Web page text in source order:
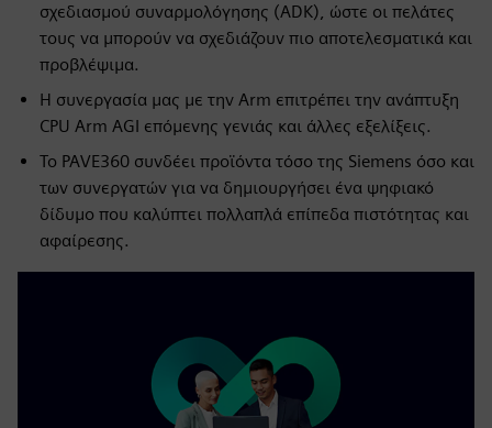
σχεδιασμού συναρμολόγησης (ADK), ώστε οι πελάτες
τους να μπορούν να σχεδιάζουν πιο αποτελεσματικά και
προβλέψιμα.
Η συνεργασία μας με την Arm επιτρέπει την ανάπτυξη
CPU Arm AGI επόμενης γενιάς και άλλες εξελίξεις.
Το PAVE360 συνδέει προϊόντα τόσο της Siemens όσο και
των συνεργατών για να δημιουργήσει ένα ψηφιακό
δίδυμο που καλύπτει πολλαπλά επίπεδα πιστότητας και
αφαίρεσης.